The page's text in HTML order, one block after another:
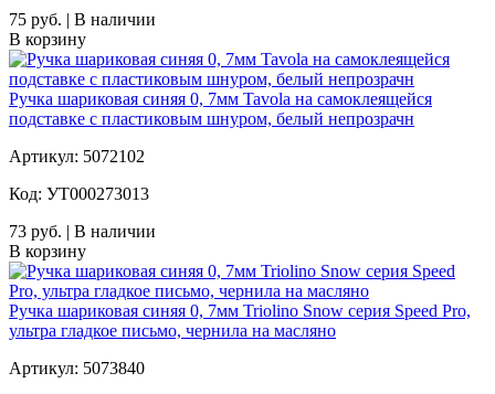
75 руб. | В наличии
В корзину
Ручка шариковая синяя 0, 7мм Tavola на самоклеящейся
подставке с пластиковым шнуром, белый непрозрачн
Артикул: 5072102
Код: УТ000273013
73 руб. | В наличии
В корзину
Ручка шариковая синяя 0, 7мм Triolino Snow серия Speed Pro,
ультра гладкое письмо, чернила на масляно
Артикул: 5073840